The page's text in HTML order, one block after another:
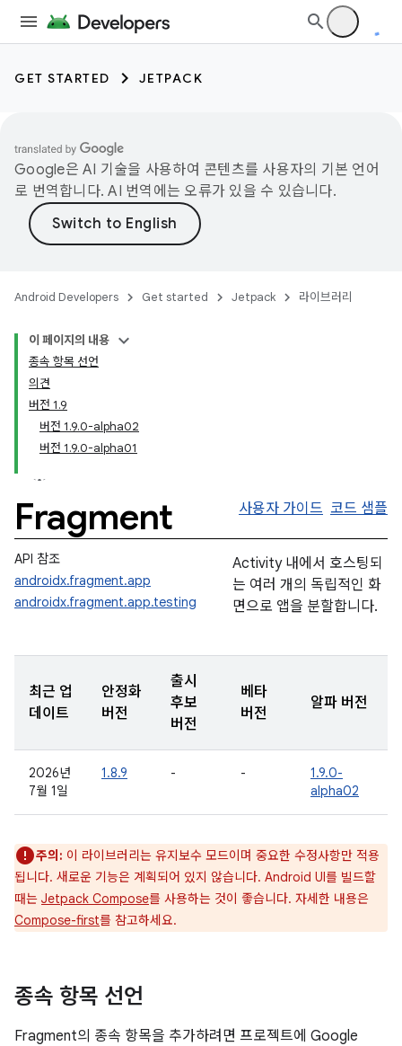
GET STARTED JETPACK
Google은 AI 기술을 사용하여 콘텐츠를 사용자의 기본 언어
로 번역합니다. AI 번역에는 오류가 있을 수 있습니다.
Android Developers Get started Jetpack 라이브러리
이 페이지의 내용
종속 항목 선언
의견
버전 1.9
버전 1.9.0-alpha02
버전 1.9.0-alpha01
Fragment 사용자 가이드 코드 샘플
API 참조
androidx.fragment.app
androidx.fragment.app.testing
Activity 내에서 호스팅되
는 여러 개의 독립적인 화
면으로 앱을 분할합니다.
최근 업
데이트
안정화
버전
출시
후보
버전
베타
버전
알파 버전
2026년
7월 1일
1.8.9 - -
1.9.0-
alpha02
주의: 이 라이브러리는 유지보수 모드이며 중요한 수정사항만 적용
됩니다. 새로운 기능은 계획되어 있지 않습니다. Android UI를 빌드할
때는 Jetpack Compose를 사용하는 것이 좋습니다. 자세한 내용은
Compose-first를 참고하세요.
종속 항목 선언
Fragment의 종속 항목을 추가하려면 프로젝트에 Google